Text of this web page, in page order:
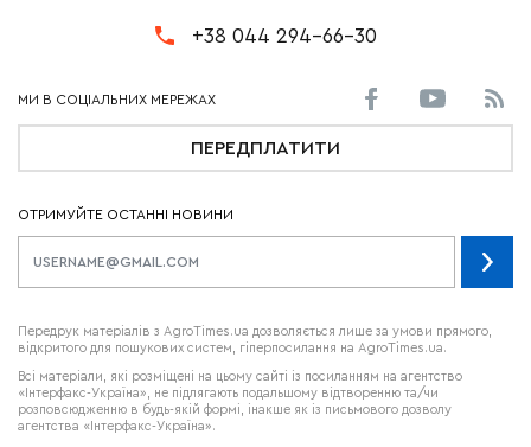
+38 044 294-66-30
ПЕРЕДПЛАТИТИ
ОТРИМУЙТЕ ОСТАННІ НОВИНИ
Передрук матеріалів з AgroTimes.ua дозволяється лише за умови прямого,
відкритого для пошукових систем, гіперпосилання на AgroTimes.ua.
Всі матеріали, які розміщені на цьому сайті із посиланням на агентство
«Інтерфакс-Україна», не підлягають подальшому відтворенню та/чи
розповсюдженню в будь-якій формі, інакше як із письмового дозволу
агентства «Інтерфакс-Україна».